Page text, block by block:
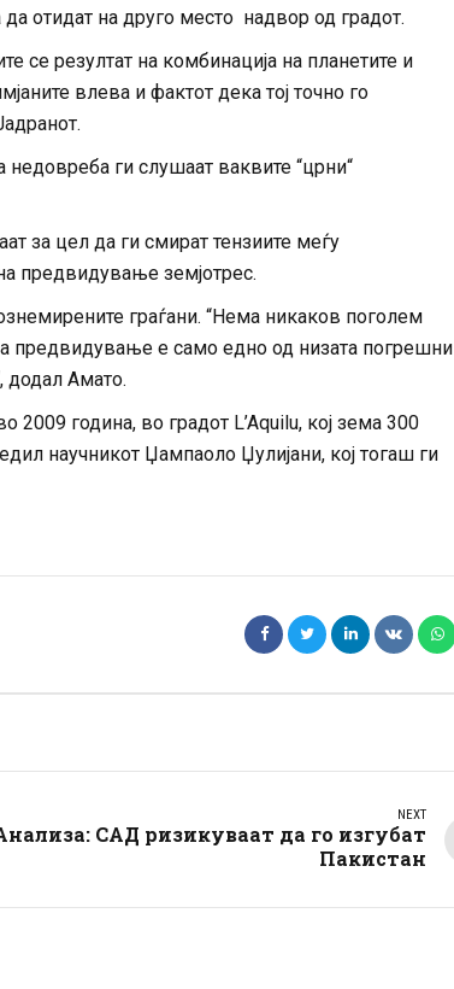
отидат на друго место надвор од градот.
се резултат на комбинација на планетите и
влева и фактот дека тој точно го
ги слушаат ваквите “црни“
за цел да ги смират тензиите меѓу
предвидување земјотрес.
граѓани. “Нема никаков поголем
предвидување е само едно од низата погрешни
додал Амато.
2009 година, во градот L’Aquilu, кој зема 300
научникот Џампаоло Џулијани, кој тогаш ги
NEXT
САД ризикуваат да го изгубат
Пакистан